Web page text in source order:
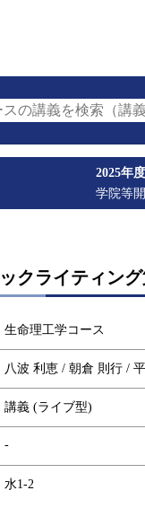
の講義を検索（講
2025年度
学院等
クライティン
生命理工学コース
八波 利恵 / 朝倉 則行 /
講義 (ライブ型)
-
水1-2